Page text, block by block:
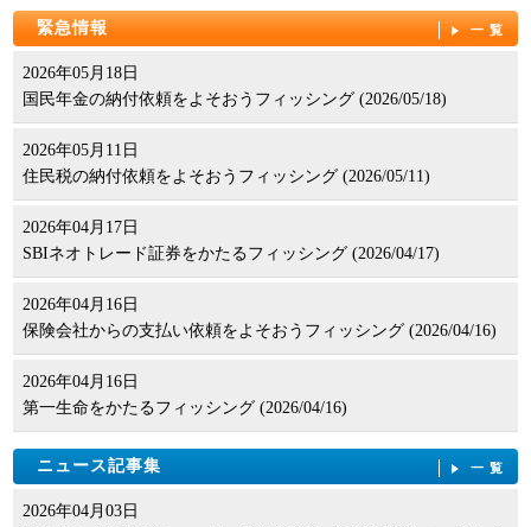
緊急情報 一覧
2026年05月18日
国民年金の納付依頼をよそおうフィッシング (2026/05/18)
2026年05月11日
住民税の納付依頼をよそおうフィッシング (2026/05/11)
2026年04月17日
SBIネオトレード証券をかたるフィッシング (2026/04/17)
2026年04月16日
保険会社からの支払い依頼をよそおうフィッシング (2026/04/16)
2026年04月16日
第一生命をかたるフィッシング (2026/04/16)
ニュース記事集 一覧
2026年04月03日